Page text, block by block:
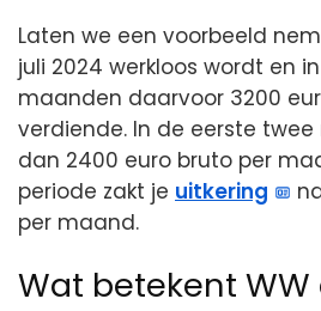
Laten we een voorbeeld
juli 2024 werkloos wordt en
maanden daarvoor 3200
verdiende. In de eerste
dan 2400 euro bruto per
periode zakt je uitkering
per maand.
Wat betekent WW